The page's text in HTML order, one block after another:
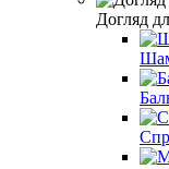
Догляд